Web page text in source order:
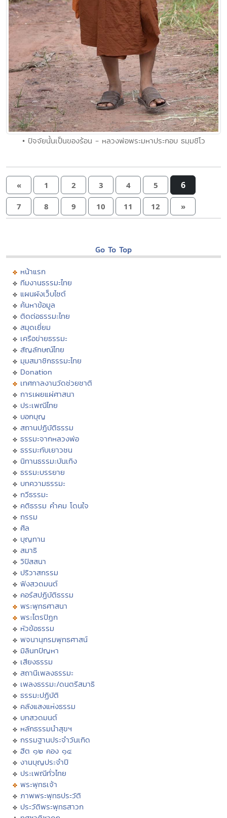
• ปัจจัยนั้นเป็นของร้อน - หลวงพ่อพระมหาประกอบ ธมฺมชีโว
« 1 2 3 4 5 6
7 8 9 10 11 12 »
Go To Top
หน้าแรก
ทีมงานธรรมะไทย
แผนผังเว็บไซต์
ค้นหาข้อมูล
ติดต่อธรรมะไทย
สมุดเยี่ยม
เครือข่ายธรรมะ
สัญลักษณ์ไทย
มุมสมาชิกธรรมะไทย
Donation
เทศกาลงานวัดช่วยชาติ
การเผยแผ่ศาสนา
ประเพณีไทย
บอกบุญ
สถานปฏิบัติธรรม
ธรรมะจากหลวงพ่อ
ธรรมะกับเยาวชน
นิทานธรรมะบันเทิง
ธรรมะบรรยาย
บทความธรรมะ
กวีธรรมะ
คติธรรม คำคม โดนใจ
กรรม
ศีล
บุญทาน
สมาธิ
วิปัสสนา
ปริวาสกรรม
ฟังสวดมนต์
คอร์สปฏิบัติธรรม
พระพุทธศาสนา
พระไตรปิฏก
หัวข้อธรรม
พจนานุกรมพุทธศาสน์
มิลินทปัญหา
เสียงธรรม
สถานีเพลงธรรมะ
เพลงธรรมะ/ดนตรีสมาธิ
ธรรมะปฏิบัติ
คลังแสงแห่งธรรม
บทสวดมนต์
หลักธรรมนำสุขฯ
กรรมฐานประจำวันเกิด
ฮีต ๑๒ คอง ๑๔
งานบุญประจำปี
ประเพณีทั่วไทย
พระพุทธเจ้า
ภาพพระพุทธประวัติ
ประวัติพระพุทธสาวก